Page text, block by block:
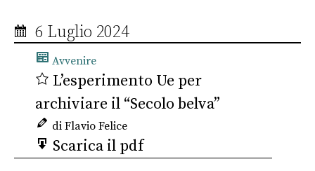
6 Luglio 2024
Avvenire
L’esperimento Ue per
archiviare il “Secolo belva”
di Flavio Felice
Scarica il pdf